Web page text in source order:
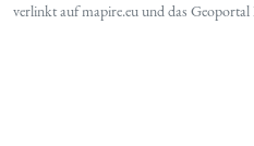
verlinkt aufmapire.euund das Geoportal